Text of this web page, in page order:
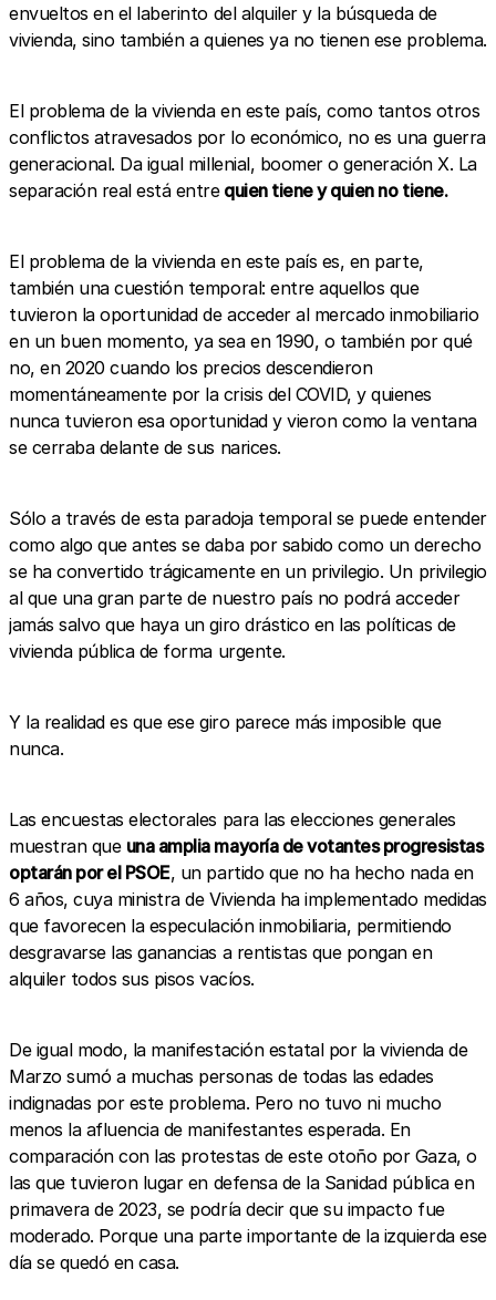
envueltos en el laberinto del alquiler y la búsqueda de
vivienda, sino también a quienes ya no tienen ese problema.
El problema de la vivienda en este país, como tantos otros
conflictos atravesados por lo económico, no es una guerra
generacional. Da igual millenial, boomer o generación X. La
separación real está entrequien tiene y quien no tiene.
El problema de la vivienda en este país es, en parte,
también una cuestión temporal: entre aquellos que
tuvieron la oportunidad de acceder al mercado inmobiliario
en un buen momento, ya sea en 1990, o también por qué
no, en 2020 cuando los precios descendieron
momentáneamente por la crisis del COVID, y quienes
nunca tuvieron esa oportunidad y vieron como la ventana
se cerraba delante de sus narices.
Sólo a través de esta paradoja temporal se puede entender
como algo que antes se daba por sabido como un derecho
se ha convertido trágicamente en un privilegio. Un privilegio
al que una gran parte de nuestro país no podrá acceder
jamás salvo que haya un giro drástico en las políticas de
vivienda pública de forma urgente.
Y la realidad es que ese giro parece más imposible que
nunca.
Las encuestas electorales para las elecciones generales
muestran que una amplia mayoría de votantes progresistas
optarán por el PSOE, un partido que no ha hecho nada en
6 años, cuya ministra de Vivienda ha implementado medidas
que favorecen la especulación inmobiliaria, permitiendo
desgravarse las ganancias a rentistas que pongan en
alquiler todos sus pisos vacíos.
De igual modo, la manifestación estatal por la vivienda de
Marzo sumó a muchas personas de todas las edades
indignadas por este problema. Pero no tuvo ni mucho
menos la afluencia de manifestantes esperada. En
comparación con las protestas de este otoño por Gaza, o
las que tuvieron lugar en defensa de la Sanidad pública en
primavera de 2023, se podría decir que su impacto fue
moderado. Porque una parte importante de la izquierda ese
día se quedó en casa.